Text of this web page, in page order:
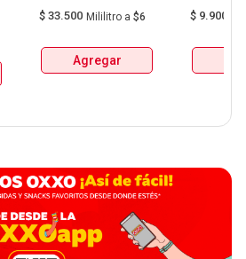
$ 33.500 Mililitro a $6
Agregar
$ 9.900